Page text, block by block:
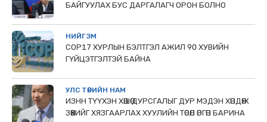
БАЙГУУЛАХ БУС ДАРГАЛАГЧ ОРОН БОЛНО
НИЙГЭМ
COP17 ХУРЛЫН БЭЛТГЭЛ АЖИЛ 90 ХУВИЙН
ГҮЙЦЭТГЭЛТЭЙ БАЙНА
УЛС ТӨРИЙН НАМ
ИЗНН ТҮҮХЭН ХӨШӨӨ ДУРСГАЛЫГ ДУР МЭДЭН ХӨНДӨЖ
ЗӨӨХИЙГ ХЯЗГААРЛАХ ХУУЛИЙН ТӨСӨЛ ӨРГӨН БАРИНА